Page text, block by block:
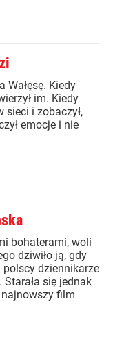
Wałęsę. Kiedy
im. Kiedy
sieci i zobaczył,
emocje i nie
bohaterami, woli
dziwiło ją, gdy
dziennikarze
się jednak
film